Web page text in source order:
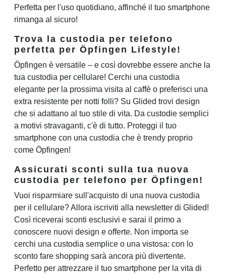
Perfetta per l'uso quotidiano, affinché il tuo smartphone
rimanga al sicuro!
Trova la custodia per telefono
perfetta per Öpfingen Lifestyle!
Öpfingen è versatile – e così dovrebbe essere anche la
tua custodia per cellulare! Cerchi una custodia
elegante per la prossima visita al caffè o preferisci una
extra resistente per notti folli? Su Glided trovi design
che si adattano al tuo stile di vita. Da custodie semplici
a motivi stravaganti, c'è di tutto. Proteggi il tuo
smartphone con una custodia che è trendy proprio
come Öpfingen!
Assicurati sconti sulla tua nuova
custodia per telefono per Öpfingen!
Vuoi risparmiare sull'acquisto di una nuova custodia
per il cellulare? Allora iscriviti alla newsletter di Glided!
Così riceverai sconti esclusivi e sarai il primo a
conoscere nuovi design e offerte. Non importa se
cerchi una custodia semplice o una vistosa: con lo
sconto fare shopping sarà ancora più divertente.
Perfetto per attrezzare il tuo smartphone per la vita di